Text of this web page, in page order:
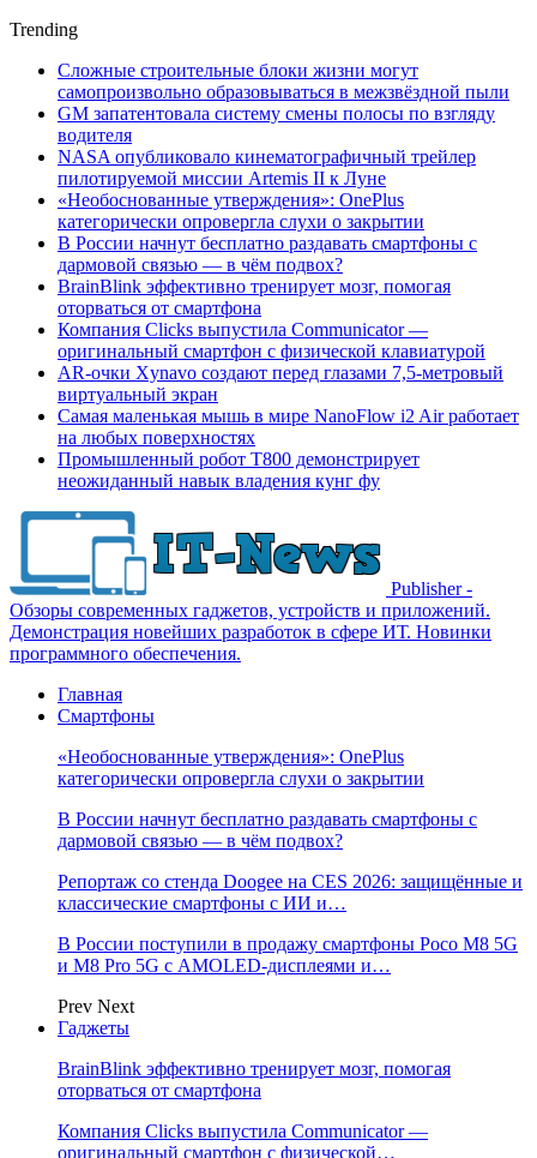
Trending
Сложные строительные блоки жизни могут
самопроизвольно образовываться в межзвёздной пыли
GM запатентовала систему смены полосы по взгляду
водителя
NASA опубликовало кинематографичный трейлер
пилотируемой миссии Artemis II к Луне
«Необоснованные утверждения»: OnePlus
категорически опровергла слухи о закрытии
В России начнут бесплатно раздавать смартфоны с
дармовой связью — в чём подвох?
BrainBlink эффективно тренирует мозг, помогая
оторваться от смартфона
Компания Clicks выпустила Communicator —
оригинальный смартфон с физической клавиатурой
AR-очки Xynavo создают перед глазами 7,5-метровый
виртуальный экран
Самая маленькая мышь в мире NanoFlow i2 Air работает
на любых поверхностях
Промышленный робот Т800 демонстрирует
неожиданный навык владения кунг фу
Publisher -
Обзоры современных гаджетов, устройств и приложений.
Демонстрация новейших разработок в сфере ИТ. Новинки
программного обеспечения.
Главная
Смартфоны
«Необоснованные утверждения»: OnePlus
категорически опровергла слухи о закрытии
В России начнут бесплатно раздавать смартфоны с
дармовой связью — в чём подвох?
Репортаж со стенда Doogee на CES 2026: защищённые и
классические смартфоны с ИИ и…
В России поступили в продажу смартфоны Poco M8 5G
и M8 Pro 5G с AMOLED-дисплеями и…
Prev Next
Гаджеты
BrainBlink эффективно тренирует мозг, помогая
оторваться от смартфона
Компания Clicks выпустила Communicator —
оригинальный смартфон с физической…